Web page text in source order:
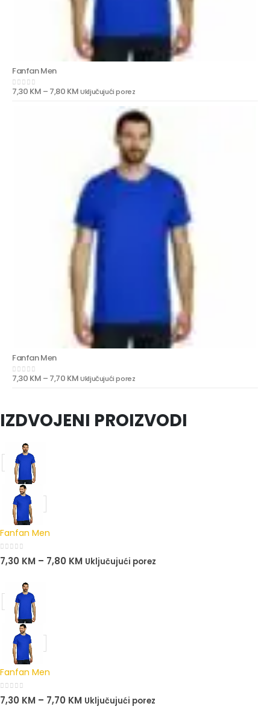
Fanfan Men
0 out of 5
7,30 KM – 7,80 KMUključujući porez
Fanfan Men
0 out of 5
7,30 KM – 7,70 KMUključujući porez
IZDVOJENI PROIZVODI
Fanfan Men
0out of 5
7,30 KM – 7,80 KM Uključujući porez
Fanfan Men
0out of 5
7,30 KM – 7,70 KM Uključujući porez